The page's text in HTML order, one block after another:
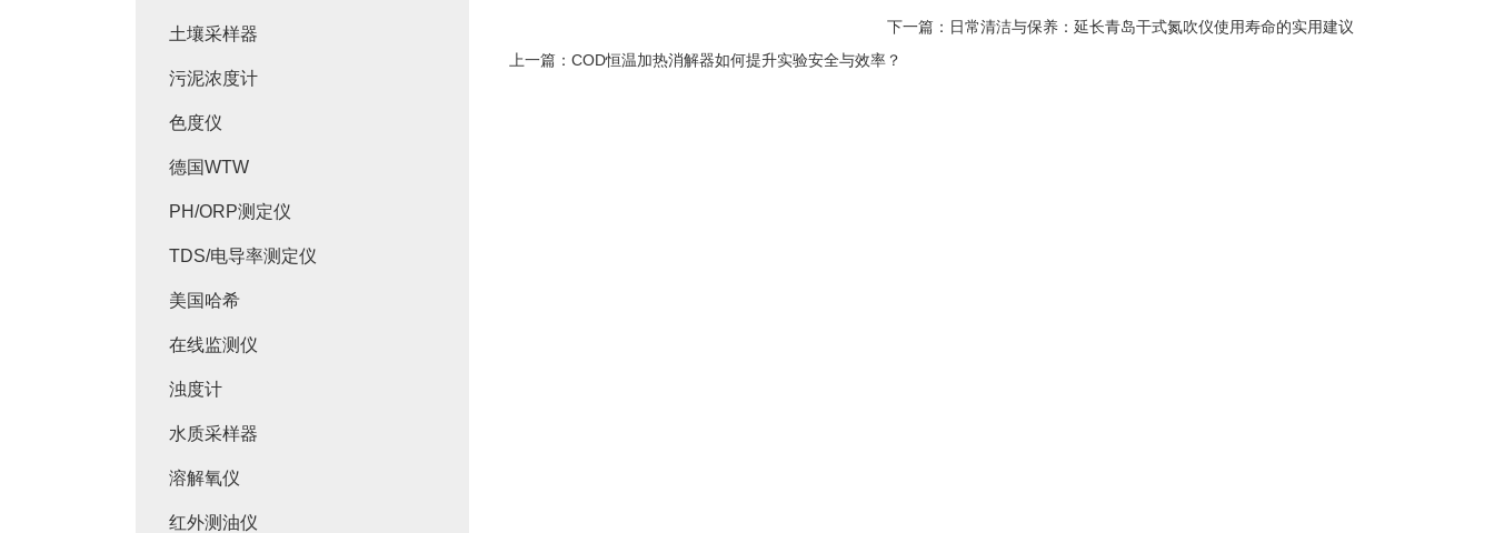
下一篇： 日常清洁与保养：延长青岛干式氮吹仪使用寿命的实用建议
上一篇： COD恒温加热消解器如何提升实验安全与效率？
土壤采样器
污泥浓度计
色度仪
德国WTW
PH/ORP测定仪
TDS/电导率测定仪
美国哈希
在线监测仪
浊度计
水质采样器
溶解氧仪
红外测油仪